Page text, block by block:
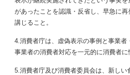
があったことを認識・反省し、早急に
講じること。
4.消費者庁は、虚偽表示の事例と事業者
事業者の消費者対応を一元的に消費者に
5.消費者庁及び消費者委員会は、新しい